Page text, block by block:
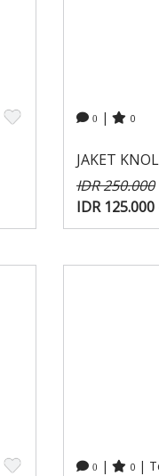
0 | 0
JAKET
IDR 250.000
IDR
0 | 0 |